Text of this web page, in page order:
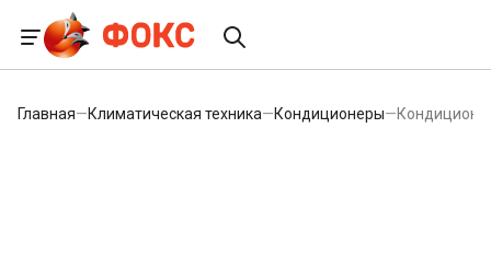
Главная—Климатическая техника—Кондиционеры—